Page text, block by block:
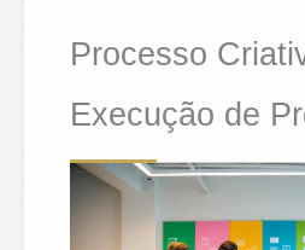
Processo
Execução de